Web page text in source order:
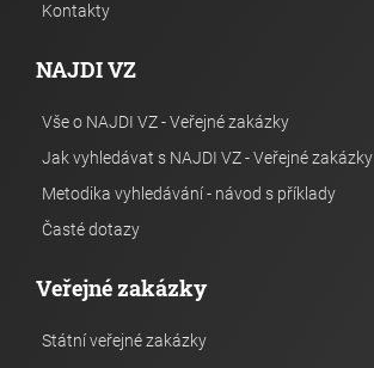
Kontakty
NAJDI VZ
Vše o NAJDI VZ - Veřejné zakázky
Jak vyhledávat s NAJDI VZ - Veřejné zakázky
Metodika vyhledávání - návod s příklady
Časté dotazy
Veřejné zakázky
Státní veřejné zakázky